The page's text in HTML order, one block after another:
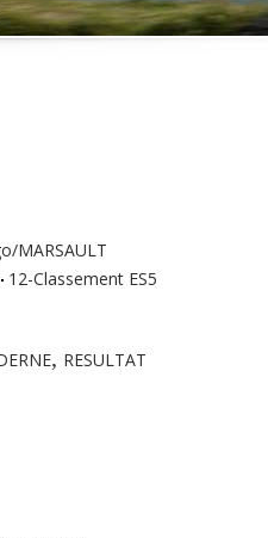
MARSAULT
12-Classement ES5
, RESULTAT